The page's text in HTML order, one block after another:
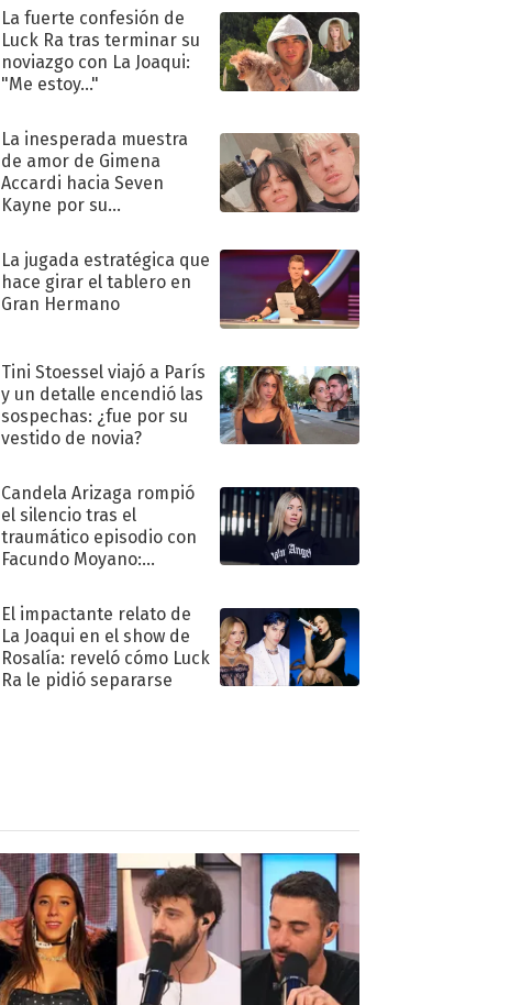
La fuerte confesión de
Luck Ra tras terminar su
noviazgo con La Joaqui:
"Me estoy..."
La inesperada muestra
de amor de Gimena
Accardi hacia Seven
Kayne por su
La jugada estratégica que
hace girar el tablero en
Gran Hermano
Tini Stoessel viajó a París
y un detalle encendió las
sospechas: ¿fue por su
vestido de novia?
Candela Arizaga rompió
el silencio tras el
traumático episodio con
Facundo Moyano:
El impactante relato de
La Joaqui en el show de
Rosalía: reveló cómo Luck
Ra le pidió separarse